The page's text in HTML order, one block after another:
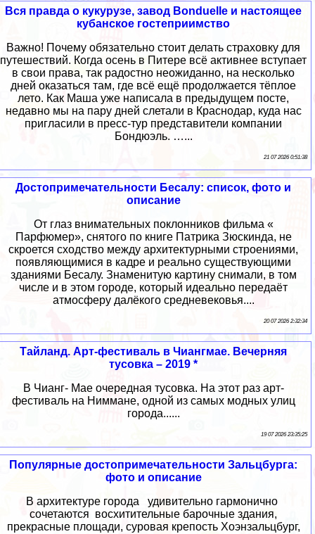
Вся правда о кукурузе, завод Bonduelle и настоящее
кубанское гостеприимство
Важно! Почему обязательно стоит делать страховку для
путешествий. Когда осень в Питере всё активнее вступает
в свои права, так радостно неожиданно, на несколько
дней оказаться там, где всё ещё продолжается тёплое
лето. Как Маша уже написала в предыдущем посте,
недавно мы на пару дней слетали в Краснодар, куда нас
пригласили в пресс-тур представители компании
Бондюэль. …...
21 07 2026 0:51:38
Достопримечательности Бесалу: список, фото и
описание
От глаз внимательных поклонников фильма «
Парфюмер», снятого по книге Патрика Зюскинда, не
скроется сходство между архитектурными строениями,
появляющимися в кадре и реально существующими
зданиями Бесалу. Знаменитую картину снимали, в том
числе и в этом городе, который идеально передаёт
атмосферу далёкого средневековья....
20 07 2026 2:32:34
Тайланд. Арт-фестиваль в Чиангмае. Вечерняя
тусовка – 2019 *
В Чианг- Мае очередная тусовка. На этот раз арт-
фестиваль на Ниммане, одной из самых модных улиц
города......
19 07 2026 23:35:25
Популярные достопримечательности Зальцбурга:
фото и описание
В архитектуре города удивительно гармонично
сочетаются восхитительные барочные здания,
прекрасные площади, суровая крепость Хоэнзальцбург,